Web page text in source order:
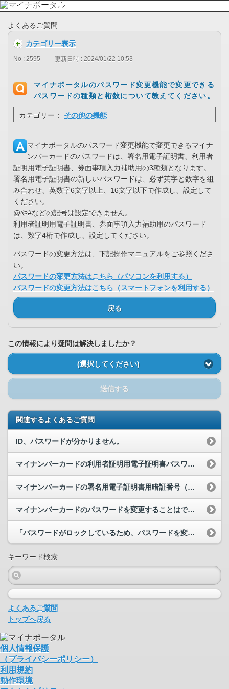
よくあるご質問
カテゴリー表示
No : 2595 更新日時 : 2024/01/22 10:53
マイナポータルのパスワード変更機能で変更できる
パスワードの種類と桁数について教えてください。
カテゴリー： その他の機能
マイナポータルのパスワード変更機能で変更できるマイナ
ンバーカードのパスワードは、署名用電子証明書、利用者
証明用電子証明書、券面事項入力補助用の3種類となります。
署名用電子証明書の新しいパスワードは、必ず英字と数字を組
み合わせ、英数字6文字以上、16文字以下で作成し、設定して
ください。
@や#などの記号は設定できません。
利用者証明用電子証明書、券面事項入力補助用のパスワード
は、数字4桁で作成し、設定してください。
パスワードの変更方法は、下記操作マニュアルをご参照くださ
い。
パスワードの変更方法はこちら（パソコンを利用する）
パスワードの変更方法はこちら（スマートフォンを利用する）
戻る
この情報により疑問は解決しましたか？
(選択してください)
送信する
関連するよくあるご質問
ID、パスワードが分かりません。
マイナンバーカードの利用者証明用電子証明書パスワードとは何でしょうか。マイナポータルにログイン...
マイナンバーカードの署名用電子証明書用暗証番号（英数字6～16文字）を忘れてしまいました。どう...
マイナンバーカードのパスワードを変更することはできますか。
「パスワードがロックしているため、パスワードを変更できませんでした。お住まいの市区町村の窓口で...
キーワード検索
よくあるご質問
トップへ戻る
個人情報保護
（プライバシーポリシー）
利用規約
動作環境